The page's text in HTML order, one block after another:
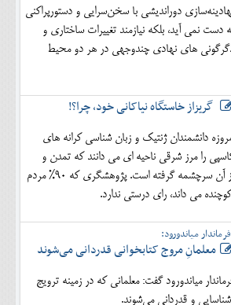
دوراندیشی با سخن‌سرایی و دستورپراکنی
دست نمی آید، بلکه نیازمند تغییرات ساختاری و
های نهادی چندوجهی در هر دو محیط
گریزاز خاستگاه نیاکانی خود، چرا؟!
دانشمندان ژنتیک و زبان شناسی کرانه های
را مرز شرقی ناحیه ای می دانند که تمدن و
فرهنگ هند و اروپایی از آن سرچشمه گرفته است. پژوهشگری که 90% مردم
می داند، رای درستی ندارد.
فرماندار میاندورود:
معلمانِ مروج کتابخوانی قدردانی می‌شوند
میاندورود گفت: معلمانی که در زمینه ترویج
و قدردانی می‌شوند.